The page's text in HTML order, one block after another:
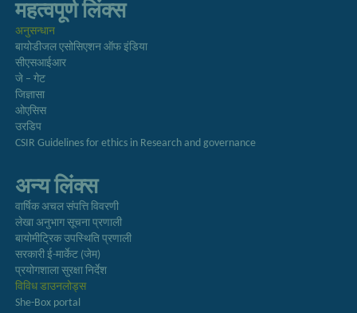
महत्वपूर्ण लिंक्स
अनुसन्धान
बायोडीजल एसोसिएशन ऑफ इंडिया
सीएसआईआर
जे – गेट
जिज्ञासा
ओएसिस
उरडिप
CSIR Guidelines for ethics in Research and governance
अन्य लिंक्स
वार्षिक अचल संपत्ति विवरणी
लेखा अनुभाग सूचना प्रणाली
बायोमीट्रिक उपस्थिति प्रणाली
सरकारी ई-मार्केट (जेम)
प्रयोगशाला सुरक्षा निर्देश
विविध डाउनलोड्स
She-Box portal